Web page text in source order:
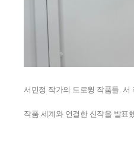
서민정 작가의 드로윙 작품들.
작품 세계와 연결한 신작을 발표